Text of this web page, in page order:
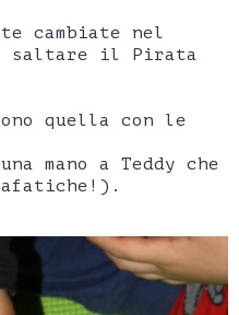
cambiate nel
saltare il Pirata
quella con le
mano a Teddy che